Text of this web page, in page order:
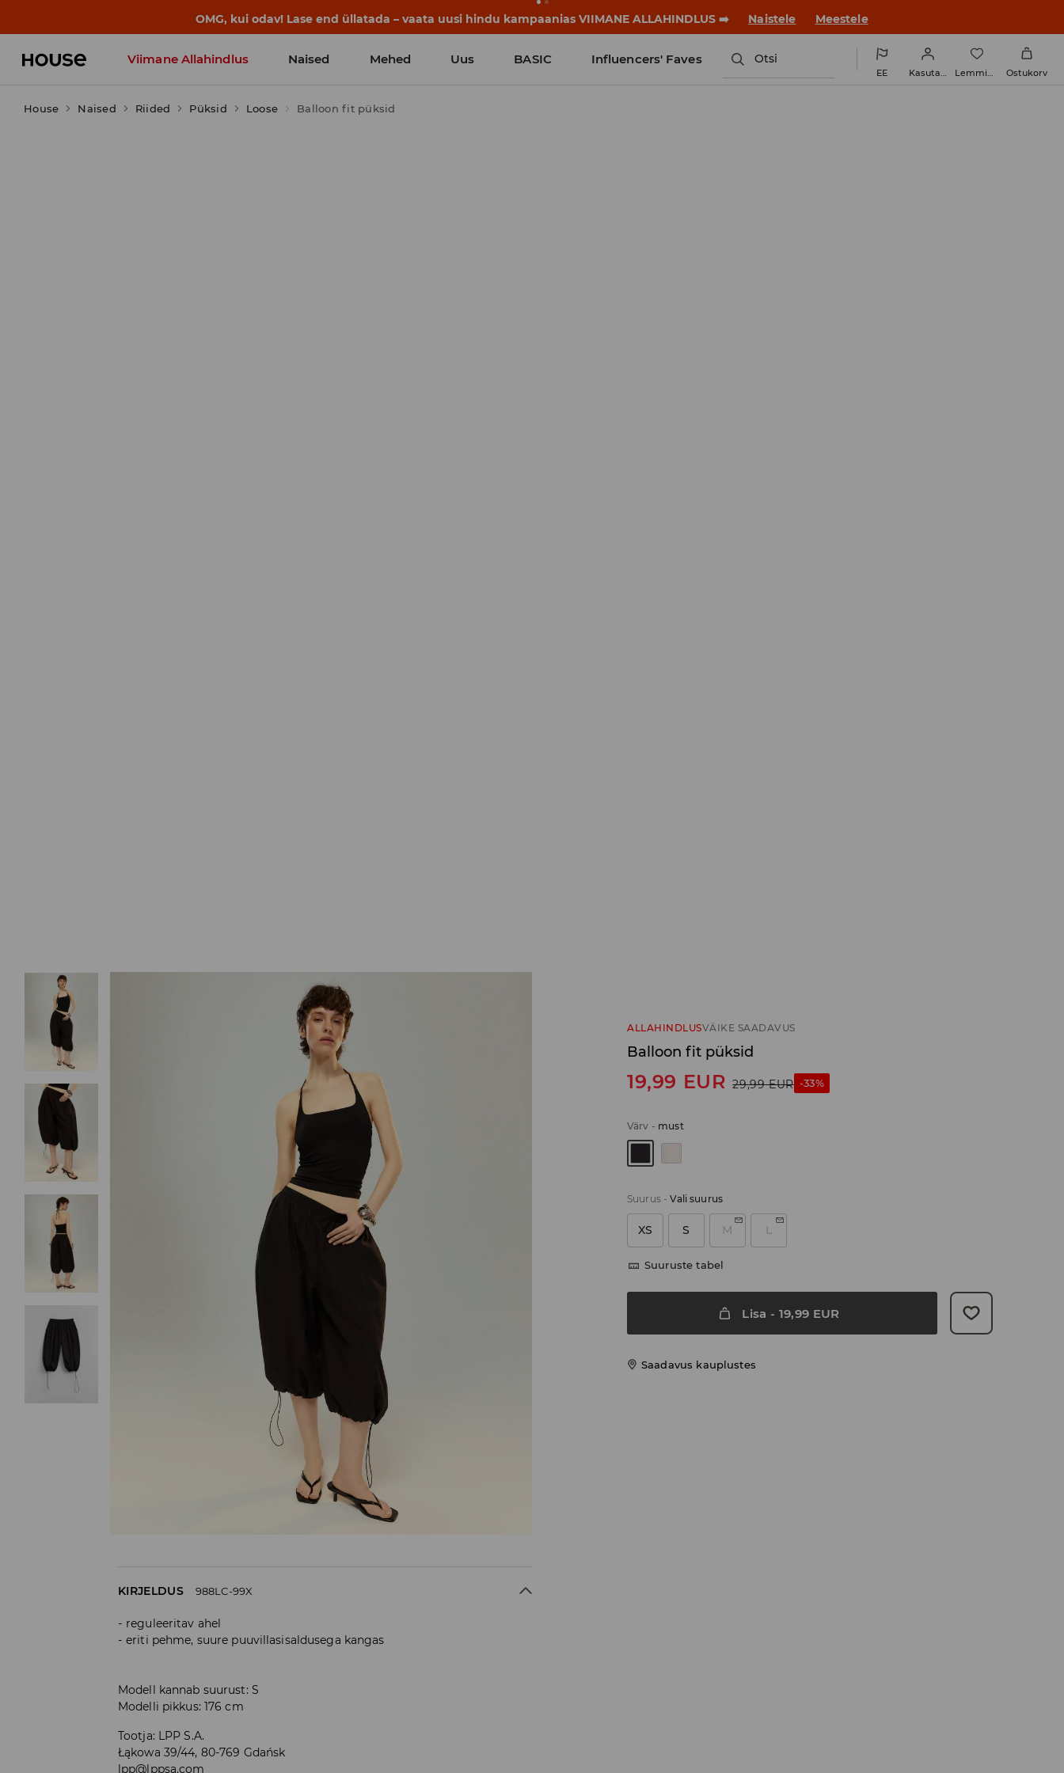
BACK TO SCHOOL📒Parimad lood algavad juba enne esimest koolikella. Alusta uut kooliaastat uue stiiliga! Naistele Meestele
Viimane Allahindlus Naised Mehed Uus BASIC Influencers' Faves Otsi
EE Kasutaja Lemmikud Ostukorv
House Naised Riided Püksid Loose Balloon fit püksid
ALLAHINDLUSVÄIKE SAADAVUS
Balloon fit püksid
19,99 EUR 29,99 EUR -33%
Värv - must
Suurus-Vali suurus
XS S M L
Suuruste tabel
Lisa - 19,99 EUR
Saadavus kauplustes
KIRJELDUS 988LC-99X
reguleeritav ahel
eriti pehme, suure puuvillasisaldusega kangas
Modell kannab suurust: S
Modelli pikkus: 176 cm
Tootja: LPP S.A.
Łąkowa 39/44, 80-769 Gdańsk
lpp@lppsa.com